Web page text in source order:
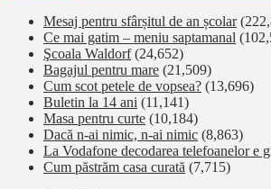
Mesaj pentru sfârșitul de an școlar
Ce mai gatim – meniu saptamanal
Şcoala Waldorf (24,652)
Bagajul pentru mare (21,509)
Cum scot petele de vopsea? (13,696)
Buletin la 14 ani (11,141)
Masa pentru curte (10,184)
Dacă n-ai nimic, n-ai nimic (8,863)
La Vodafone decodarea telefoanelor e
Cum păstrăm casa curată (7,715)